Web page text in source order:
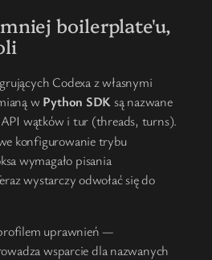
boilerplate'u,
Codexa z własnymi
wPython SDKsą nazwane
wątków i tur (threads, turns).
konfigurowanie trybu
wymagało pisania
wystarczy odwołać się do
uprawnień —
wsparcie dla nazwanych